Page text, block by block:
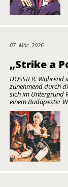
07. Mär. 2026
„Strike a
DOSSIER. Während
zunehmend durch
sich im Untergrund
einem Budapester